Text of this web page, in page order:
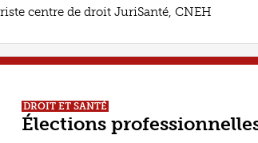
centre de droit JuriSanté, CNEH
DROIT ET SANTÉ
Élections